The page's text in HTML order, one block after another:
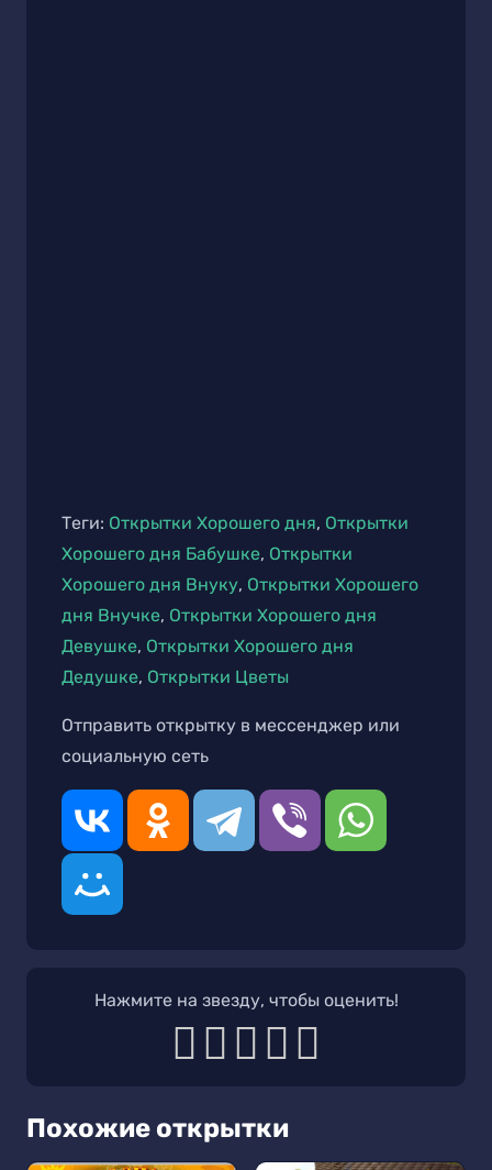
Теги: Открытки Хорошего дня, Открытки
Хорошего дня Бабушке, Открытки
Хорошего дня Внуку, Открытки Хорошего
дня Внучке, Открытки Хорошего дня
Девушке, Открытки Хорошего дня
Дедушке, Открытки Цветы
Отправить открытку в мессенджер или
социальную сеть
Нажмите на звезду, чтобы оценить!
Похожие открытки